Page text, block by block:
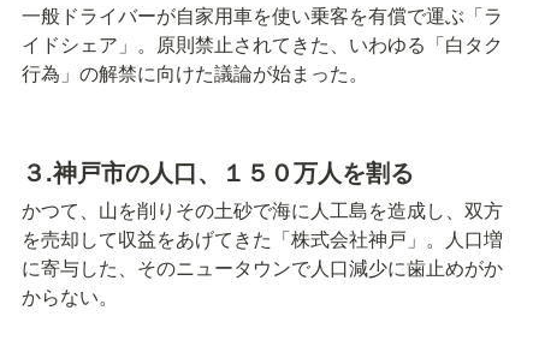
一般ドライバーが自家用車を使い乗客を有償で運ぶ「ラ
イドシェア」。原則禁止されてきた、いわゆる「白タク
行為」の解禁に向けた議論が始まった。
３.神戸市の人口、１５０万人を割る
かつて、山を削りその土砂で海に人工島を造成し、双方
を売却して収益をあげてきた「株式会社神戸」。人口増
に寄与した、そのニュータウンで人口減少に歯止めがか
からない。